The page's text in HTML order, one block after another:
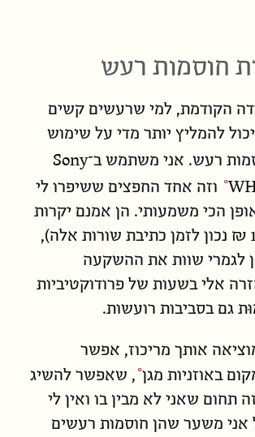
הקודמת, למי שרעשים קשים
להמליץ יותר מדי על שימוש
רעש. אני משתמש ב־Sony
וזה אחד החפצים ששיפרו לי
הכי משמעותי. הן אמנם יקרות
(יותר מ־1000 ₪ נכון לזמן כתיבת שורות אלה),
לגמרי שוות את ההשקעה
אלי בשעות של פרודוקטיביות
גם בסביבות רועשות.
אותך מריכוז, אפשר
באוזניות מגן , שאפשר להשיג
תחום שאני לא מבין בו ואין לי
אני משער שהן חוסמות רעשים